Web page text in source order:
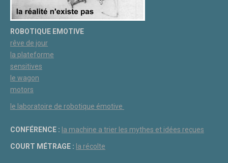
ROBOTIQUE EMOTIVE
rêve de jour
la plateforme
sensitives
le wagon
motors
le laboratoire de robotique émotive
CONFÉRENCE : la machine a trier les mythes et idées reçues
COURT MÉTRAGE : la récolte